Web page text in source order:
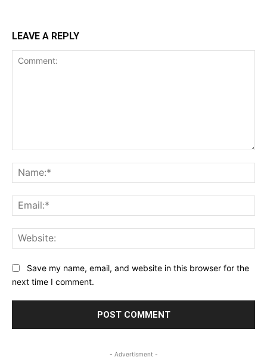
LEAVE A REPLY
Save my name, email, and website in this browser for the
next time I comment.
- Advertisment -